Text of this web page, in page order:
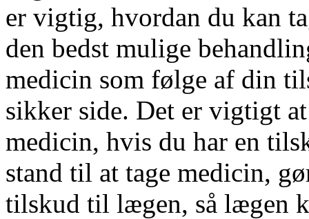
er vigtig, hvordan du kan
den bedst mulige
medicin som følge af din
sikker side. Det er vigtigt
medicin, hvis du har en
stand til at tage medicin,
tilskud til lægen, så lægen